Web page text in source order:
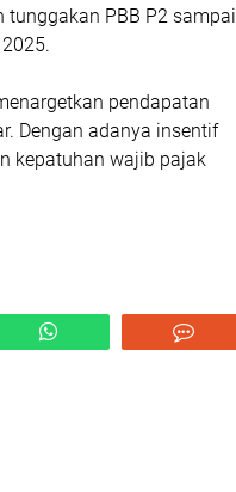
tunggakan PBB P2 sampai
pendapatan
Dengan adanya insentif
kepatuhan wajib pajak